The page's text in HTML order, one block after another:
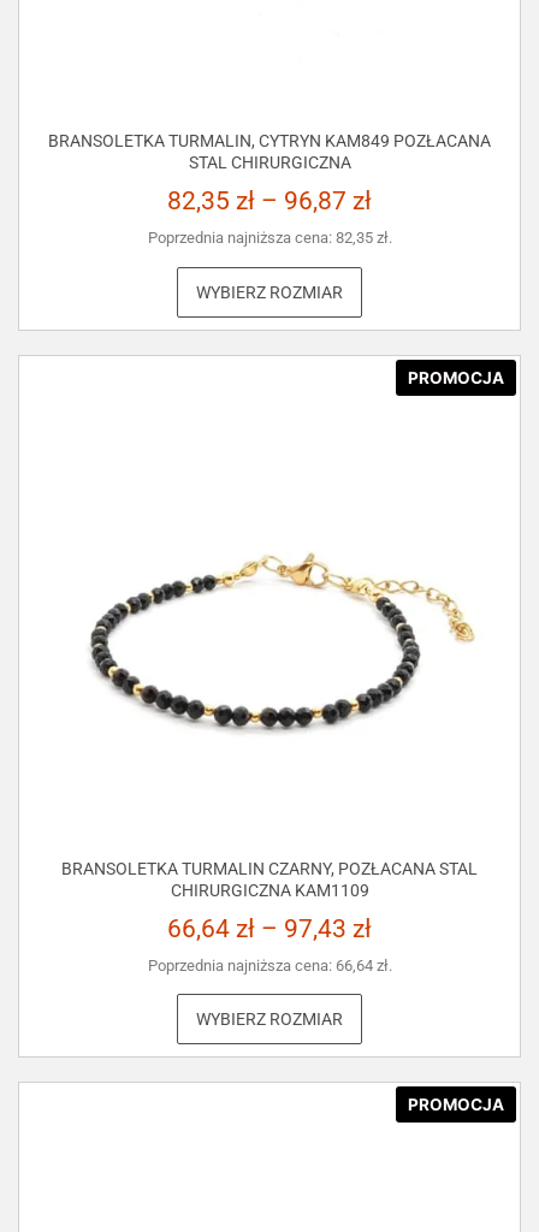
BRANSOLETKA TURMALIN, CYTRYN KAM849 POZŁACANA
STAL CHIRURGICZNA
82,35 zł – 96,87 zł
Poprzednia najniższa cena: 82,35 zł.
WYBIERZ ROZMIAR
PROMOCJA
BRANSOLETKA TURMALIN CZARNY, POZŁACANA STAL
CHIRURGICZNA KAM1109
66,64 zł – 97,43 zł
Poprzednia najniższa cena: 66,64 zł.
WYBIERZ ROZMIAR
PROMOCJA